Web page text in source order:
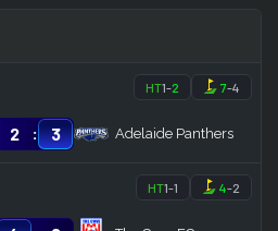
HT1-2 7-4
2 : 3 Adelaide Panthers
HT1-1 4-2